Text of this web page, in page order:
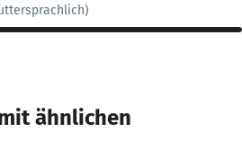
ähnlichen